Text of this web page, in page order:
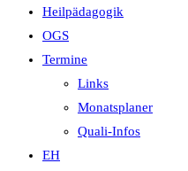
Heilpädagogik
OGS
Termine
Links
Monatsplaner
Quali-Infos
EH